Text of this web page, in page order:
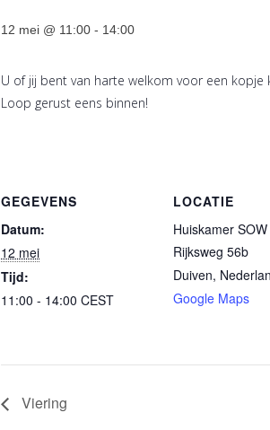
12 mei @ 11:00 - 14:00
U of jij bent van harte welkom voor een
Loop gerust eens binnen!
GEGEVENS
Datum:
12 mei
Tijd:
11:00 - 14:00 CEST
LOCATIE
Huiskamer
Rijksweg 56b
Duiven,
Google Maps
Viering